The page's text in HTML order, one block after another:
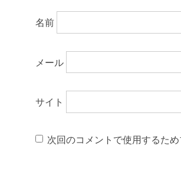
名前
メール
サイト
次回のコメントで使用するた